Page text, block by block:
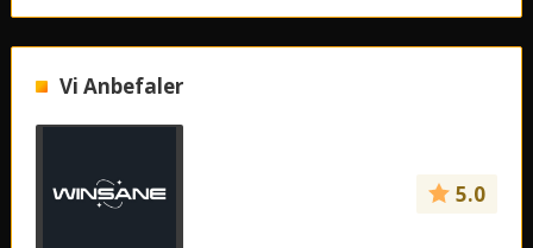
Vi Anbefaler
5.0